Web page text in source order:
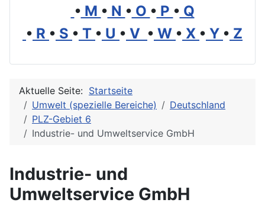
• M • N • O • P • Q
• R • S • T • U • V • W • X • Y • Z
Aktuelle Seite: Startseite
Umwelt (spezielle Bereiche)
Deutschland
PLZ-Gebiet 6
Industrie- und Umweltservice GmbH
Industrie- und
Umweltservice GmbH